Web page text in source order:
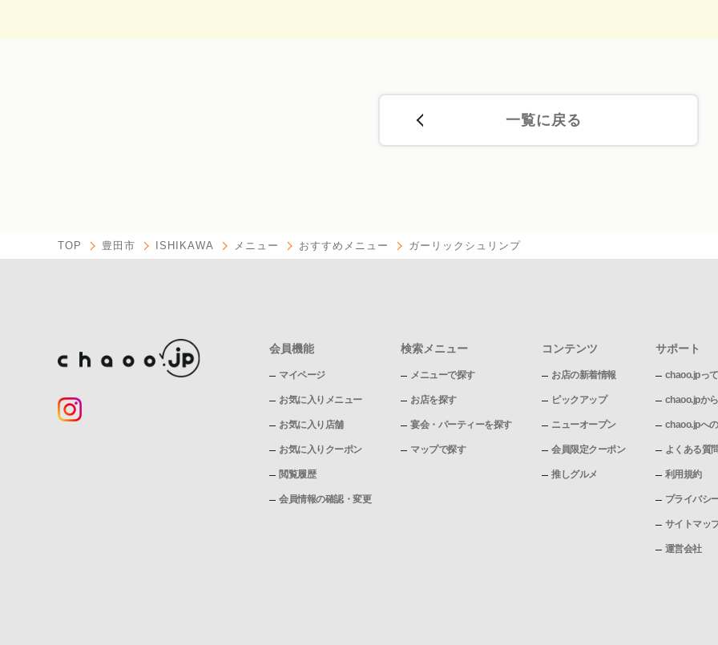
一覧に戻る
TOP 豊田市 ISHIKAWA メニュー おすすめメニュー ガーリックシュリンプ
会員機能
マイページ
お気に入りメニュー
お気に入り店舗
お気に入りクーポン
閲覧履歴
会員情報の確認・変更
検索メニュー
メニューで探す
お店を探す
宴会・パーティーを探す
マップで探す
コンテンツ
お店の新着情報
ピックアップ
ニューオープン
会員限定クーポン
推しグルメ
サポート
chaoo.jpっ
chaoo.jpか
chaoo.jpへ
よくある質
利用規約
プライバシ
サイトマッ
運営会社